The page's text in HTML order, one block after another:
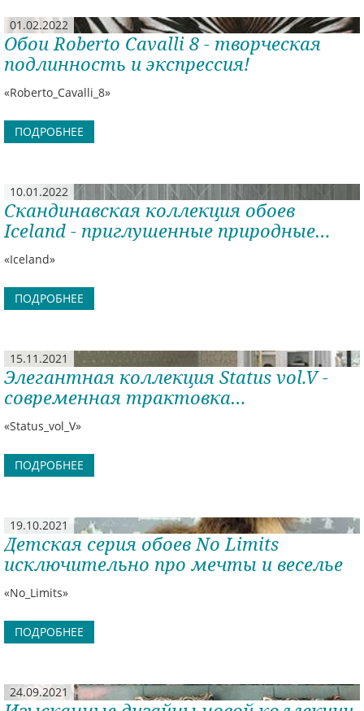
01.02.2022
Обои Roberto Cavalli 8 - творческая
подлинность и экспрессия!
«Roberto_Cavalli_8»
ПОДРОБНЕЕ
10.01.2022
Скандинавская коллекция обоев
Iceland - приглушенные природные
оттенки, продуманные акценты
«Iceland»
ПОДРОБНЕЕ
15.11.2021
Элегантная коллекция Status vol.V -
современная трактовка
исторического наследия
«Status_vol_V»
ПОДРОБНЕЕ
19.10.2021
Детская серия обоев No Limits
исключительно про мечты и веселье
«No_Limits»
ПОДРОБНЕЕ
24.09.2021